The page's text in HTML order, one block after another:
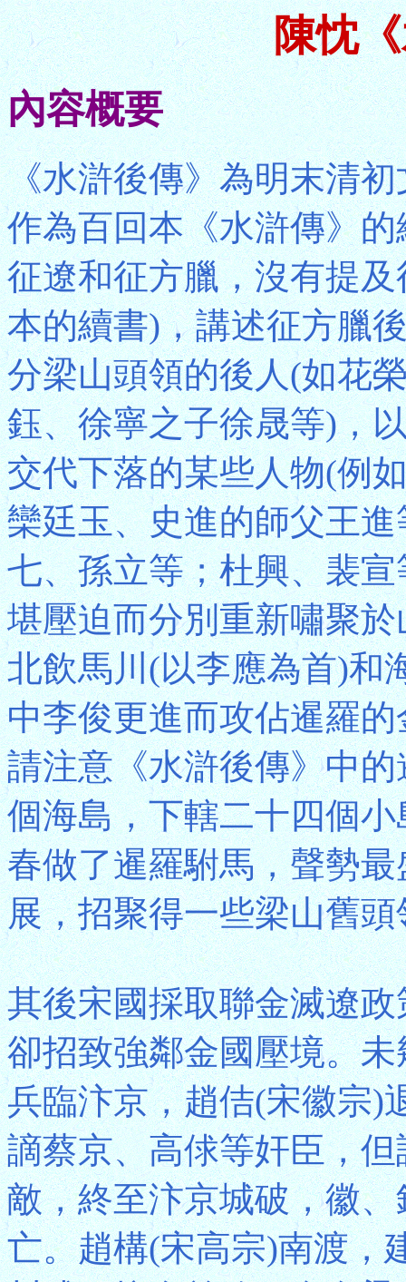
陳忱
內容概要
《水滸後傳》為明末清
作為百回本《水滸傳》
征遼和征方臘，沒有提
本的續書)，講述征方臘
分梁山頭領的後人(如花
鈺、徐寧之子徐晟等)，
交代下落的某些人物(例
欒廷玉、史進的師父王
七、孫立等；杜興、裴
堪壓迫而分別重新嘯聚
北飲馬川(以李應為首)和
中李俊更進而攻佔暹羅
請注意《水滸後傳》中
個海島，下轄二十四個
春做了暹羅駙馬，聲勢
展，招聚得一些梁山舊頭
其後宋國採取聯金滅遼
卻招致強鄰金國壓境。
兵臨汴京，趙佶(宋徽宗)
謫蔡京、高俅等奸臣，
敵，終至汴京城破，徽
亡。趙構(宋高宗)南渡，